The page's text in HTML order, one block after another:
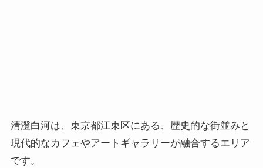
清澄白河は、東京都江東区にある、歴史的な街並みと
現代的なカフェやアートギャラリーが融合するエリア
です。